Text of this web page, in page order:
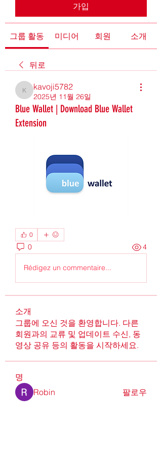
가입
그룹 활동 미디어 회원 소개
뒤로
kavoji5782
kavoji5782
2025년 11월 26일
Blue Wallet | Download Blue Wallet
Extension
0
0 4
Rédigez un commentaire...
소개
그룹에 오신 것을 환영합니다. 다른
회원과의 교류 및 업데이트 수신, 동
영상 공유 등의 활동을 시작하세요.
명
Robin 팔로우